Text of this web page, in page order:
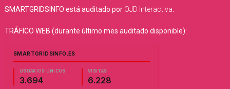
SMARTGRIDSINFO está auditado por OJD Interactiva
TRÁFICO WEB (durante último mes auditado disponible):